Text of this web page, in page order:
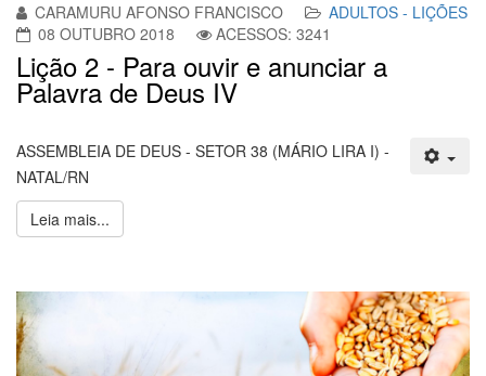
CARAMURU AFONSO FRANCISCO
ADULTOS - LIÇÕES
08 OUTUBRO 2018
ACESSOS: 3241
Lição 2 - Para ouvir e anunciar a
Palavra de Deus IV
ASSEMBLEIA DE DEUS - SETOR 38 (MÁRIO LIRA I) -
NATAL/RN
Leia mais...